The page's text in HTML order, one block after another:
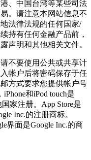
、中国台湾等某些司法
。请注意本网站信息不
法律法规的任何国家/
持有任何金融产品前，
声明和其他相关文件。
不要使用公共或共享计
帐户后将密码保存于任
方式要求您提供帐户号
和iPod touch是
家注册。App Store是
Inc.的注册商标。
界面是Google Inc.的商